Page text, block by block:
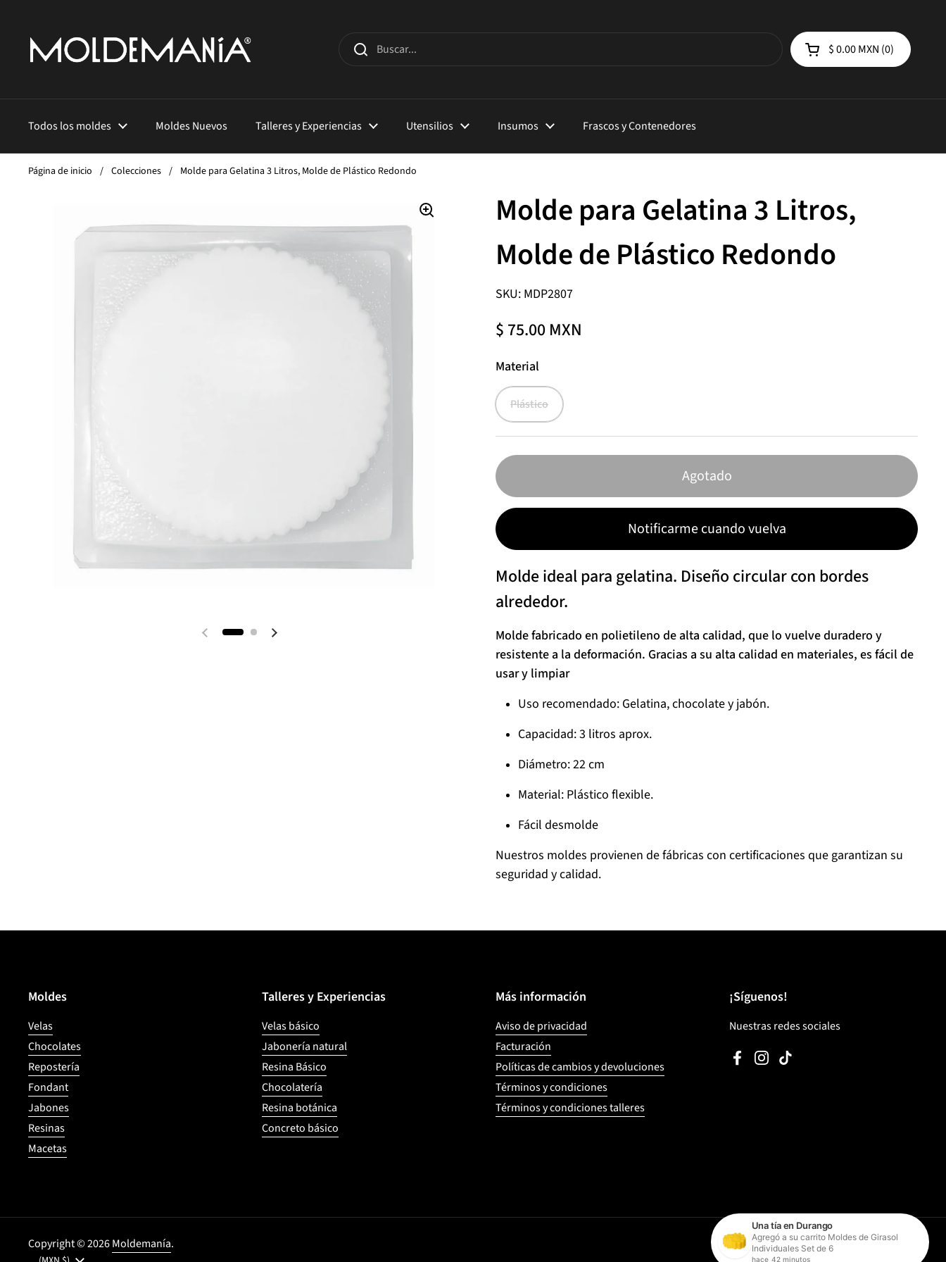
Abrir carrito de compra
$ 0.00 MXN 0
Todos los moldes Moldes Nuevos Talleres y Experiencias Utensilios Insumos Frascos y Contenedores
Página de inicio / Colecciones / Molde para Gelatina 3 Litros, Molde de Plástico Redondo
Molde para Gelatina 3 Litros,
Molde de Plástico Redondo
SKU: MDP2807
$ 75.00 MXN
Material
Plástico
Agotado
Notificarme cuando vuelva
Molde ideal para gelatina. Diseño circular con bordes
alrededor.
Molde fabricado en polietileno de alta calidad, que lo vuelve duradero y
resistente a la deformación. Gracias a su alta calidad en materiales, es fácil de
usar y limpiar
Uso recomendado: Gelatina, chocolate y jabón.
Capacidad: 3 litros aprox.
Diámetro: 22 cm
Material: Plástico flexible.
Fácil desmolde
Nuestros moldes provienen de fábricas con certificaciones que garantizan su
seguridad y calidad.
Moldes
Velas
Chocolates
Repostería
Fondant
Jabones
Resinas
Macetas
Talleres y Experiencias
Velas básico
Jabonería natural
Resina Básico
Chocolatería
Resina botánica
Concreto básico
Más información
Aviso de privacidad
Facturación
Políticas de cambios y devoluciones
Términos y condiciones
Términos y condiciones talleres
¡Síguenos!
Nuestras redes sociales
Facebook
Instagram
TikTok
Copyright © 2026Moldemanía.